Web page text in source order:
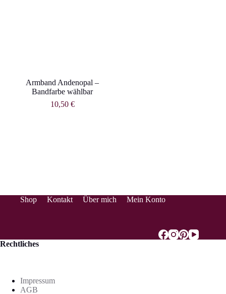
Armband Andenopal –
Bandfarbe wählbar
10,50 €
Shop Kontakt Über mich Mein Konto
Rechtliches
Impressum
AGB